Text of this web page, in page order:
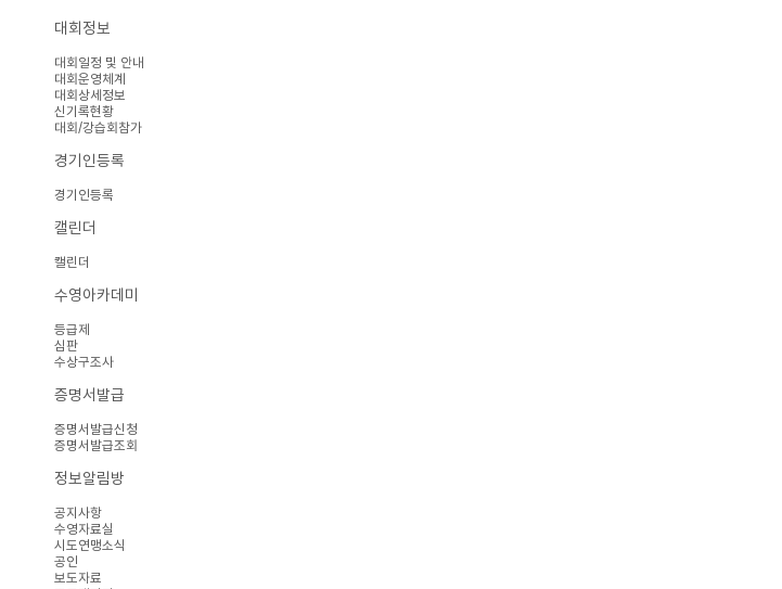
대회정보
대회일정 및 안내
대회운영체계
대회상세정보
신기록현황
대회/강습회참가
경기인등록
경기인등록
캘린더
캘린더
수영아카데미
등급제
심판
수상구조사
증명서발급
증명서발급신청
증명서발급조회
정보알림방
공지사항
수영자료실
시도연맹소식
공인
보도자료